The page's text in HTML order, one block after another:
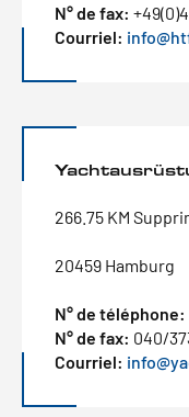
N° de fax:
Courriel:
266.75 KM
20459 Hamburg
N° de téléphone:
N° de fax: 040/
Courriel: